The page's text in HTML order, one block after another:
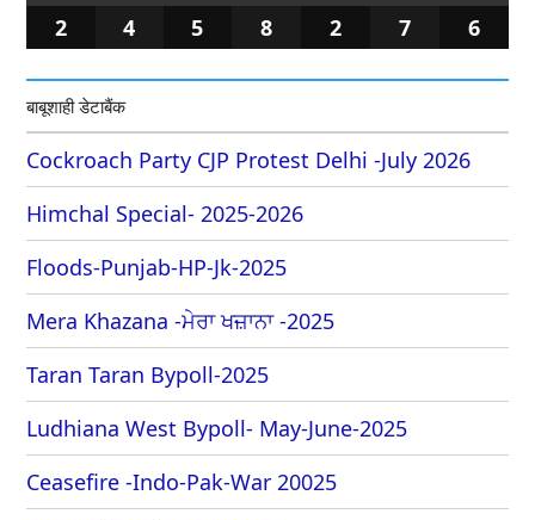
2 4 5 8 2 7 6
बाबूशाही डेटाबैंक
Cockroach Party CJP Protest Delhi -July 2026
Himchal Special- 2025-2026
Floods-Punjab-HP-Jk-2025
Mera Khazana -ਮੇਰਾ ਖਜ਼ਾਨਾ -2025
Taran Taran Bypoll-2025
Ludhiana West Bypoll- May-June-2025
Ceasefire -Indo-Pak-War 20025